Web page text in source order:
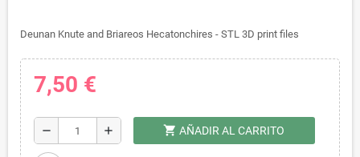
Deunan Knute and Briareos Hecatonchires - STL 3D print files
7,50 €
remove add shopping_cart AÑADIR AL CARRITO